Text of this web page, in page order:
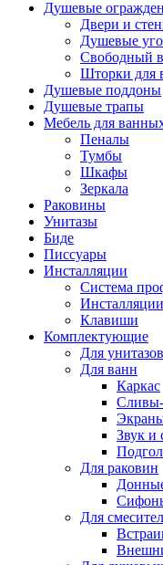
Душевые
Двери и
Душевые
Свободный
Шторки для
Душевые поддоны
Душевые трапы
Мебель для
Пеналы
Тумбы
Шкафы
Зеркала
Раковины
Унитазы
Биде
Писсуары
Инсталляции
Система
Инсталляции
Клавиши
Комплектующие
Для унитазов
Для ванн
Каркас
Звук и
Для раковин
Для